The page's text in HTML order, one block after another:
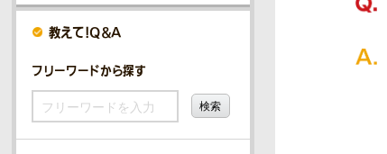
教えて！Q＆A
フリーワードから探す